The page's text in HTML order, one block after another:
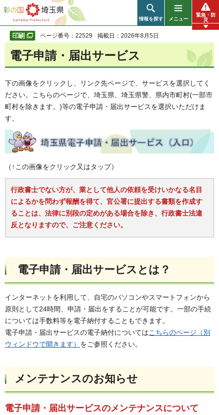
彩の国 埼玉県
情報を探す メニュー
緊急・防
災
ページ番号：22529 掲載日：2026年8月5日
電子申請・届出サービス
下の画像をクリックし、リンク先ページで、サービスを選択してく
ださい。こちらのページで、埼玉県、埼玉県警、県内市町村(一部市
町村を除きます。)等の電子申請・届出サービスを選択いただけま
す。
（↑この画像をクリック又はタップ）
行政書士でない方が、業として他人の依頼を受けいかなる名目
によるかを問わず報酬を得て、官公署に提出する書類を作成す
ることは、法律に別段の定めがある場合を除き、行政書士法違
反となりますので、ご注意ください。
電子申請・届出サービスとは？
インターネットを利用して、自宅のパソコンやスマートフォンから
原則として24時間、申請・届出をすることが可能です。一部の手続
については手数料等を電子納付することもできます。
電子申請・届出サービスの電子納付についてはこちらのページ（別
ウィンドウで開きます） をご参照ください。
メンテナンスのお知らせ
電子申請・届出サービスのメンテナンスについて